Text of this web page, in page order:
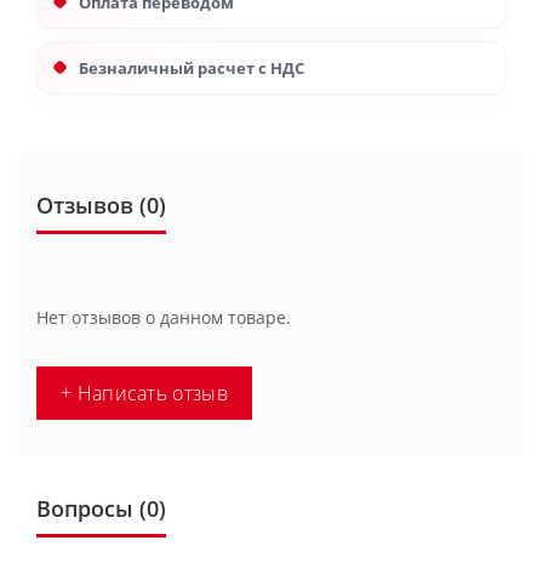
Безналичный расчет с НДС
Отзывов (0)
Нет отзывов о данном товаре.
+ Написать отзыв
Вопросы (0)